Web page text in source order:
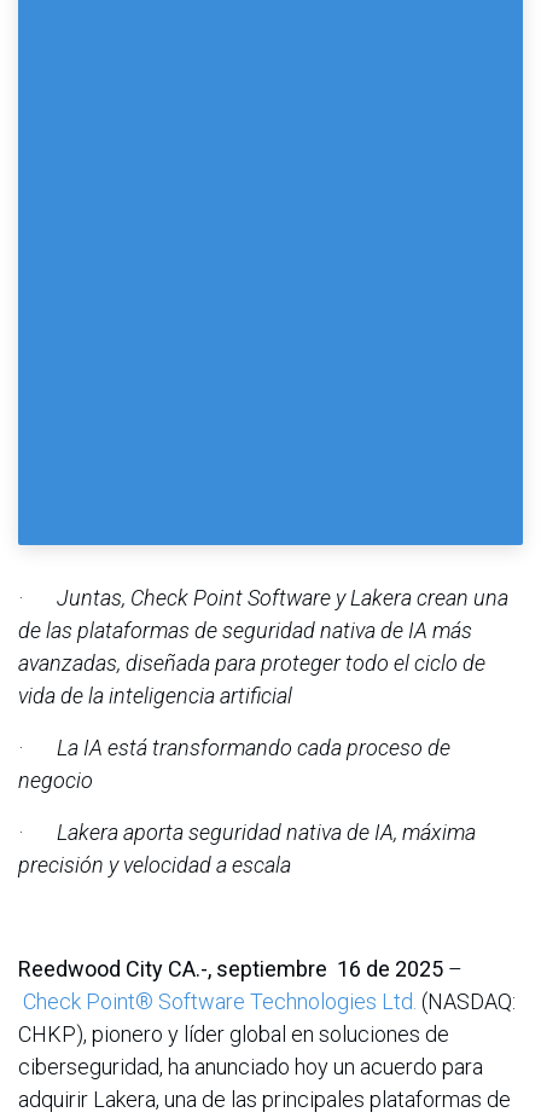
· Juntas, Check Point Software y Lakera crean una
de las plataformas de seguridad nativa de IA más
avanzadas, diseñada para proteger todo el ciclo de
vida de la inteligencia artificial
· La IA está transformando cada proceso de
negocio
· Lakera aporta seguridad nativa de IA, máxima
precisión y velocidad a escala
Reedwood City CA.-, septiembre 16 de 2025 –
Check Point® Software Technologies Ltd. (NASDAQ:
CHKP), pionero y líder global en soluciones de
ciberseguridad, ha anunciado hoy un acuerdo para
adquirir Lakera, una de las principales plataformas de